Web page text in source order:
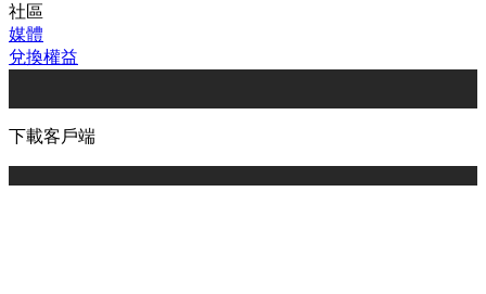
社區
媒體
兌換權益
下載客戶端